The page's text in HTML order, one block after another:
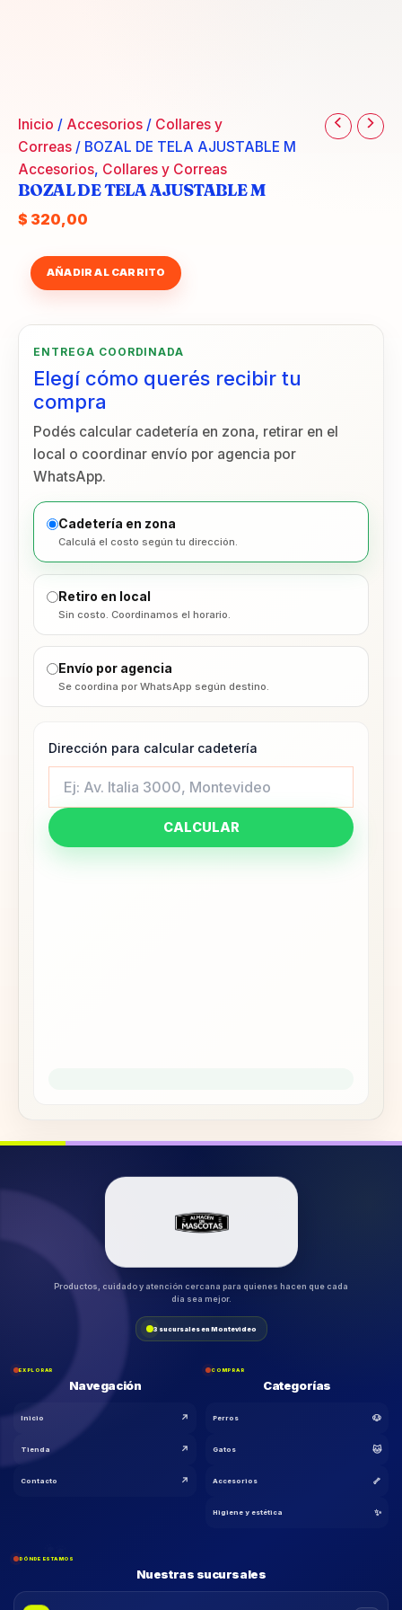
Inicio / Accesorios / Collares y
Correas / BOZAL DE TELA AJUSTABLE M
Accesorios, Collares y Correas
BOZAL DE TELA AJUSTABLE M
$ 320,00
BOZAL
DE
cantidad
AÑADIR AL CARRITO
ENTREGA COORDINADA
Elegí cómo querés recibir tu
compra
Podés calcular cadetería en zona, retirar en el
local o coordinar envío por agencia por
WhatsApp.
Cadetería en zona
Calculá el costo según tu dirección.
Retiro en local
Sin costo. Coordinamos el horario.
Envío por agencia
Se coordina por WhatsApp según destino.
Dirección para calcular cadetería
CALCULAR
Productos, cuidado y atención cercana para quienes hacen que cada
día sea mejor.
3 sucursales en Montevideo
EXPLORAR
Navegación
Inicio ↗
Tienda ↗
Contacto ↗
COMPRAR
Categorías
Perros 🐶
Gatos 🐱
Accesorios 🦴
Higiene y estética ✨
DÓNDE ESTAMOS
Nuestras sucursales